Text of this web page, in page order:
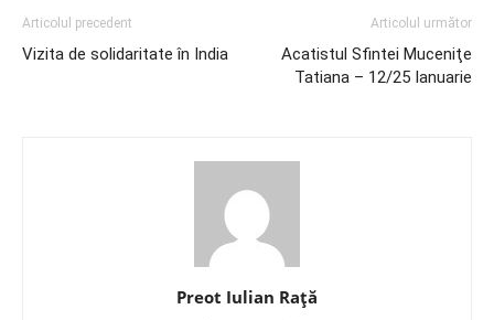
Articolul precedent
Vizita de solidaritate în India
Articolul următor
Acatistul Sfintei Muceniţe
Tatiana – 12/25 Ianuarie
Preot Iulian Raţă